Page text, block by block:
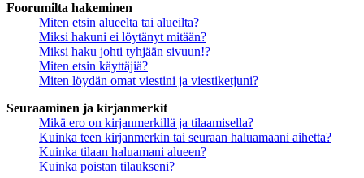
Foorumilta hakeminen
Miten etsin alueelta tai alueilta?
Miksi hakuni ei löytänyt mitään?
Miksi haku johti tyhjään sivuun!?
Miten etsin käyttäjiä?
Miten löydän omat viestini ja viestiketjuni?
Seuraaminen ja kirjanmerkit
Mikä ero on kirjanmerkillä ja tilaamisella?
Kuinka teen kirjanmerkin tai seuraan haluamaani aihetta?
Kuinka tilaan haluamani alueen?
Kuinka poistan tilaukseni?